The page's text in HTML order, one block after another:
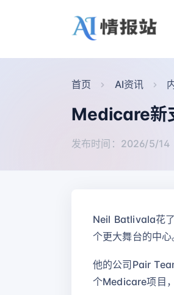
首页 AI资讯
Medicare新
发布时间：2026/5/14
Neil Batlivala花
个更大舞台的中心
他的公司Pair
个Medicare项目